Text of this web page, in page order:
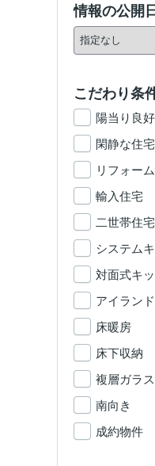
情報の公開日
こだわり条
陽当り良好
閑静な住
リフォーム
輸入住宅
二世帯住宅
システム
対面式キ
アイラン
床暖房
床下収納
複層ガラス
南向き
成約物件